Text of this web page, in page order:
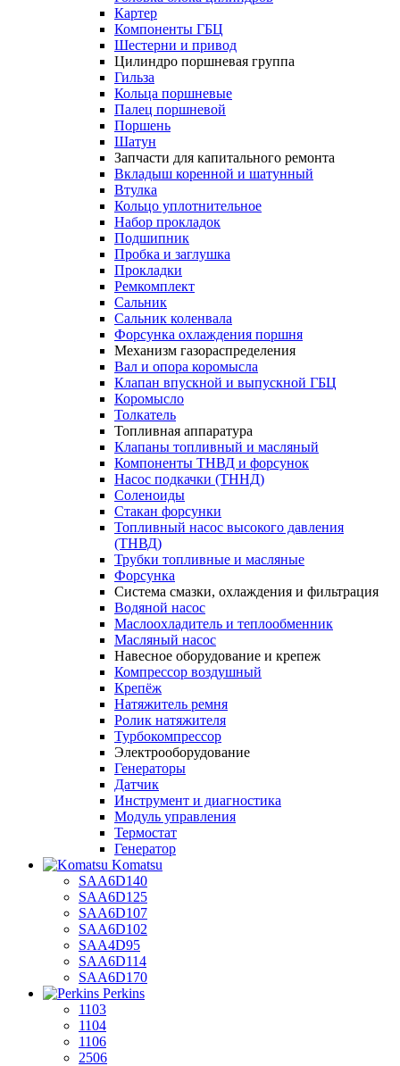
Картер
Компоненты ГБЦ
Шестерни и привод
Цилиндро поршневая группа
Гильза
Кольца поршневые
Палец поршневой
Поршень
Шатун
Запчасти для капитального ремонта
Вкладыш коренной и шатунный
Втулка
Кольцо уплотнительное
Набор прокладок
Подшипник
Пробка и заглушка
Прокладки
Ремкомплект
Сальник
Сальник коленвала
Форсунка охлаждения поршня
Механизм газораспределения
Вал и опора коромысла
Клапан впускной и выпускной ГБЦ
Коромысло
Толкатель
Топливная аппаратура
Клапаны топливный и масляный
Компоненты ТНВД и форсунок
Насос подкачки (ТННД)
Соленоиды
Стакан форсунки
Топливный насос высокого давления
(ТНВД)
Трубки топливные и масляные
Форсунка
Система смазки, охлаждения и фильтрация
Водяной насос
Маслоохладитель и теплообменник
Масляный насос
Навесное оборудование и крепеж
Компрессор воздушный
Крепёж
Натяжитель ремня
Ролик натяжителя
Турбокомпрессор
Электрооборудование
Генераторы
Датчик
Инструмент и диагностика
Модуль управления
Термостат
Генератор
Komatsu
SAA6D140
SAA6D125
SAA6D107
SAA6D102
SAA4D95
SAA6D114
SAA6D170
Perkins
1103
1104
1106
2506